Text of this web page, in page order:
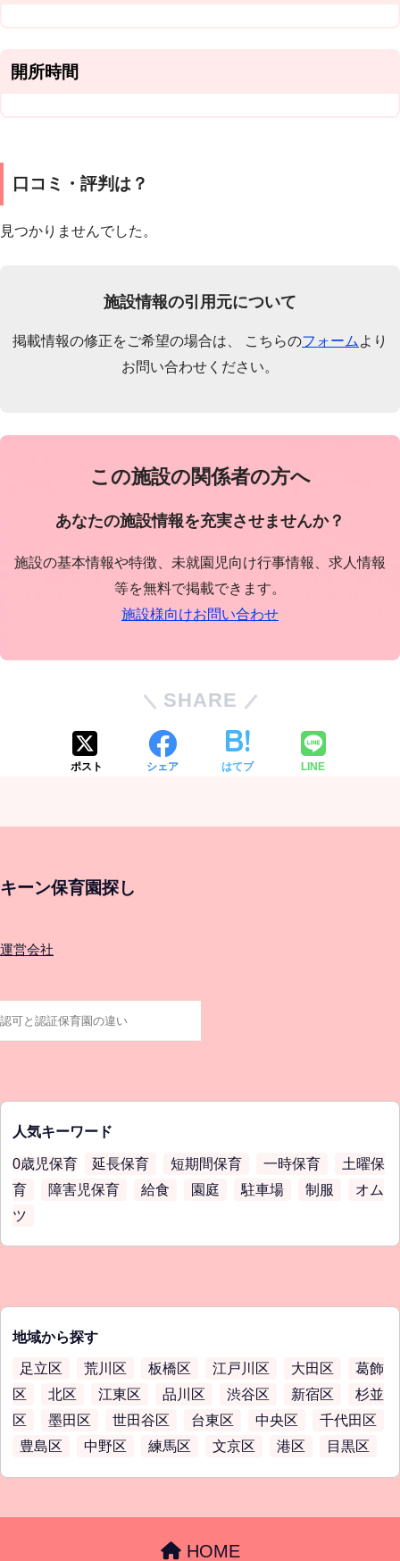
開所時間
口コミ・評判は？
見つかりませんでした。
施設情報の引用元について
掲載情報の修正をご希望の場合は、 こちらのフォーム より
お問い合わせください。
この施設の関係者の方へ
あなたの施設情報を充実させませんか？
施設の基本情報や特徴、未就園児向け行事情報、求人情報
等を無料で掲載できます。
施設様向けお問い合わせ
SHARE
ポスト シェア はてブ LINE
キーン保育園探し
運営会社
人気キーワード
0歳児保育 延長保育 短期間保育 一時保育
土曜保
育
障害児保育 給食 園庭 駐車場 制服
オム
ツ
地域から探す
足立区 荒川区 板橋区 江戸川区 大田区
葛飾
区
北区 江東区 品川区 渋谷区 新宿区
杉並
区
墨田区 世田谷区 台東区 中央区
千代田区
豊島区
中野区 練馬区 文京区 港区 目黒区
HOME